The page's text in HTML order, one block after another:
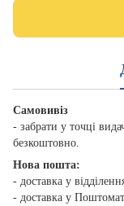
Самовивіз
- забрати у точці
безкоштовно.
Нова пошта:
- доставка у
- доставка у